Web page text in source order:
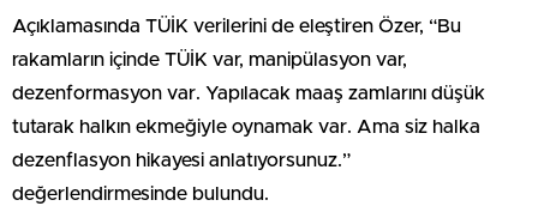
Açıklamasında TÜİK verilerini de eleştiren Özer, “Bu
rakamların içinde TÜİK var, manipülasyon var,
dezenformasyon var. Yapılacak maaş zamlarını düşük
tutarak halkın ekmeğiyle oynamak var. Ama siz halka
dezenflasyon hikayesi anlatıyorsunuz.”
değerlendirmesinde bulundu.